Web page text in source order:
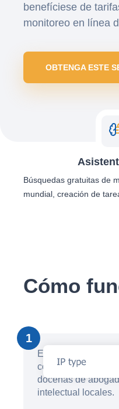
benefíciese de
monitoreo en línea
OBTENGA ESTE
Búsquedas gratuitas de
mundial, creación de
Cómo
1
En cuestión de
con un asistente
docenas de
intelectual locales.